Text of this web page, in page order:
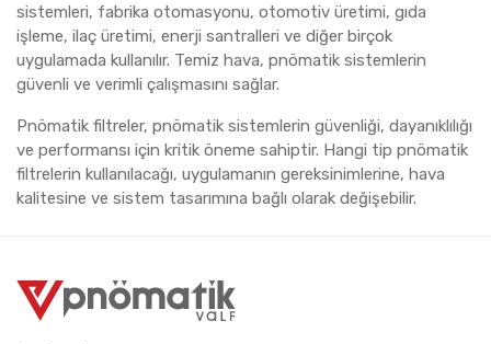
sistemleri, fabrika otomasyonu, otomotiv üretimi, gıda
işleme, ilaç üretimi, enerji santralleri ve diğer birçok
uygulamada kullanılır. Temiz hava, pnömatik sistemlerin
güvenli ve verimli çalışmasını sağlar.
Pnömatik filtreler, pnömatik sistemlerin güvenliği, dayanıklılığı
ve performansı için kritik öneme sahiptir. Hangi tip pnömatik
filtrelerin kullanılacağı, uygulamanın gereksinimlerine, hava
kalitesine ve sistem tasarımına bağlı olarak değişebilir.